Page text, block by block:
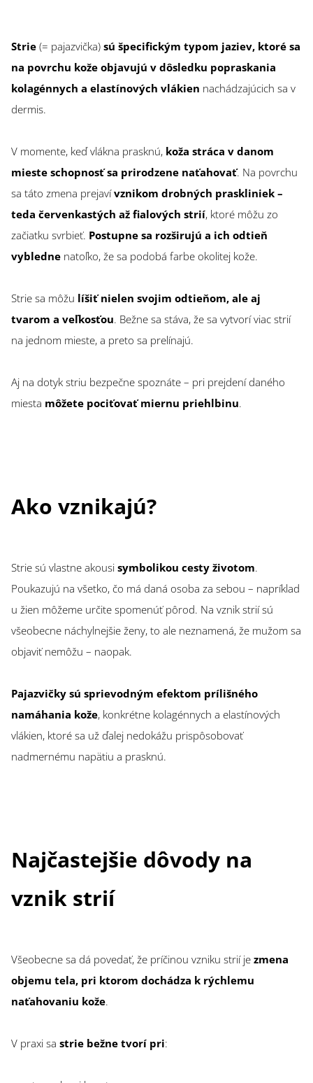
Strie (= pajazvička) sú špecifickým typom jaziev, ktoré sa
na povrchu kože objavujú v dôsledku popraskania
kolagénnych a elastínových vlákien nachádzajúcich sa v
dermis.
V momente, keď vlákna prasknú, koža stráca v danom
mieste schopnosť sa prirodzene naťahovať. Na povrchu
sa táto zmena prejavívznikom drobných praskliniek –
teda červenkastých až fialových strií, ktoré môžu zo
začiatku svrbieť. Postupne sa rozširujú a ich odtieň
vybledne natoľko, že sa podobá farbe okolitej kože.
Strie sa môžu líšiť nielen svojim odtieňom, ale aj
tvarom a veľkosťou. Bežne sa stáva, že sa vytvorí viac strií
na jednom mieste, a preto sa prelínajú.
Aj na dotyk striu bezpečne spoznáte – pri prejdení daného
miesta môžete pociťovať miernu priehlbinu.
Ako vznikajú?
Strie sú vlastne akousi symbolikou cesty životom.
Poukazujú na všetko, čo má daná osoba za sebou – napríklad
u žien môžeme určite spomenúť pôrod. Na vznik strií sú
všeobecne náchylnejšie ženy, to ale neznamená, že mužom sa
objaviť nemôžu – naopak.
Pajazvičky sú sprievodným efektom prílišného
namáhania kože, konkrétne kolagénnych a elastínových
vlákien, ktoré sa už ďalej nedokážu prispôsobovať
nadmernému napätiu a prasknú.
Najčastejšie dôvody na
vznik strií
Všeobecne sa dá povedať, že príčinou vzniku strií je zmena
objemu tela, pri ktorom dochádza k rýchlemu
naťahovaniu kože.
V praxi sa strie bežne tvorí pri: